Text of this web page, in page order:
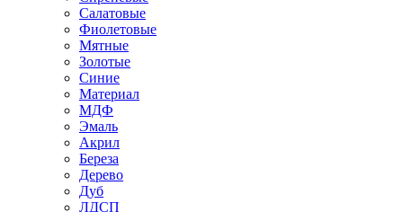
Салатовые
Фиолетовые
Мятные
Золотые
Синие
Материал
МДФ
Эмаль
Акрил
Береза
Дерево
Дуб
ЛДСП